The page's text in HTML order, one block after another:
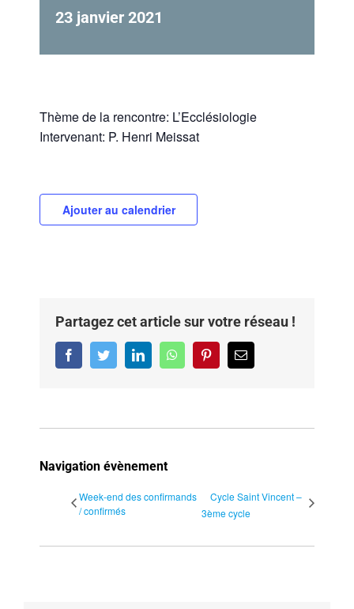
23 janvier 2021
Thème de la rencontre: L’Ecclésiologie
Intervenant: P. Henri Meissat
Ajouter au calendrier
Partagez cet article sur votre réseau !
FacebookTwitterLinkedInWhatsAppPinterestEmail
Navigation évènement
Week-end des confirmands
/ confirmés
Cycle Saint Vincent –
3ème cycle